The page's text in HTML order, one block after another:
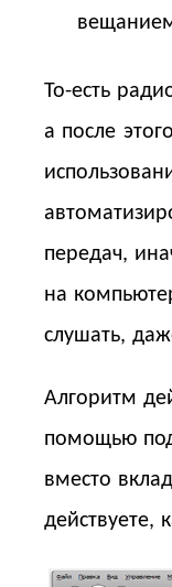
То-есть
а после
передач,
на
слушать,
Алгоритм
помощью
вместо
действуете,